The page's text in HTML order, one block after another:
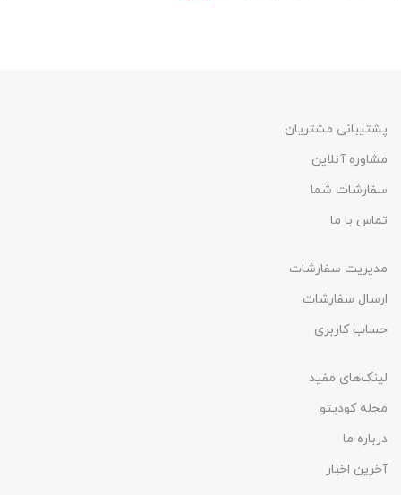
پشتیبانی مشتریان
مشاوره آنلاین
سفارشات شما
تماس با ما
مدیریت سفارشات
ارسال سفارشات
حساب کاربری
لینک‌های مفید
مجله کودیتو
درباره ما
آخرین اخبار